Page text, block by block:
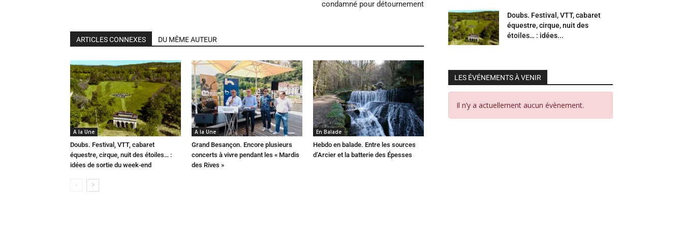
condamné pour détournement
ARTICLES CONNEXES DU MÊME AUTEUR
A la Une
Doubs. Festival, VTT, cabaret
équestre, cirque, nuit des étoiles… :
idées de sortie du week-end
A la Une
Grand Besançon. Encore plusieurs
concerts à vivre pendant les « Mardis
des Rives »
En Balade
Hebdo en balade. Entre les sources
d’Arcier et la batterie des Épesses
Doubs. Festival, VTT, cabaret
équestre, cirque, nuit des
étoiles… : idées...
LES ÉVÉNEMENTS À VENIR
Il n’y a actuellement aucun évènement.